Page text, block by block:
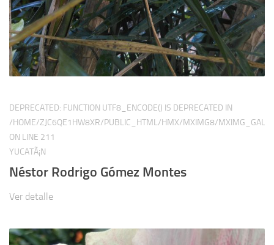
DEPRECATED: FUNCTION UTF8_ENCODE() IS DEPRECATED IN
/HOME/ZJC6QE1HW8XR/PUBLIC_HTML/HMX/MXIMG8/
ON LINE 211
YUCATÃ¡N
Néstor Rodrigo Gómez Montes
Ver detalle